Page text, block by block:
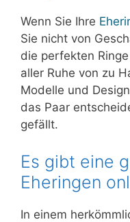
Wenn Sie Ihre
Sie nicht von
die perfekten
aller Ruhe von zu
Modelle und
das Paar
gefällt.
Es gibt eine
Eheringen
In einem